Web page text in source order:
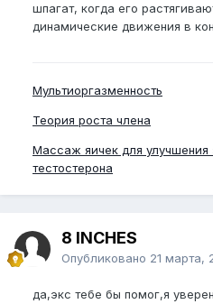
шпагат, когда его
динамические движения в
Мультиоргазменность
Теория роста члена
Массаж яичек для
тестостерона
8 INCHES
Опубликовано 21 марта,
да,экс тебе бы помог,я